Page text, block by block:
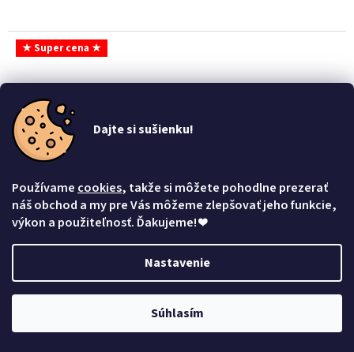
Dajte si sušienku!
Používame cookies, takže si môžete pohodlne prezerať
náš obchod a my pre Vás môžeme zlepšovať jeho funkcie,
výkon a použiteľnosť. Ďakujeme!❤
Nastavenie
Súhlasím
★ Super cena ★
Náušnice s mačkou a kryštálom - chirurgická oceľ